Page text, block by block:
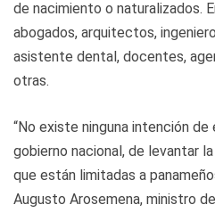
de nacimiento o naturalizados.
abogados, arquitectos,
asistente dental, docentes,
otras.
“No existe ninguna intención
gobierno nacional, de levantar
que están limitadas a
Augusto Arosemena, ministro